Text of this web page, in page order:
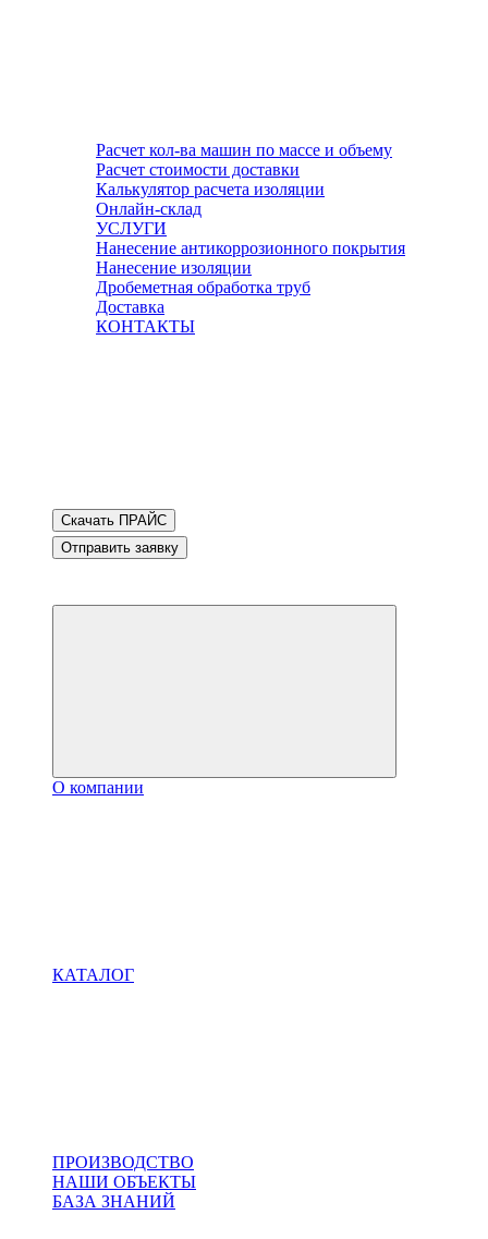
Расчет кол-ва машин по массе и объему
Расчет стоимости доставки
Калькулятор расчета изоляции
Онлайн-склад
УСЛУГИ
Нанесение антикоррозионного покрытия
Нанесение изоляции
Дробеметная обработка труб
Доставка
КОНТАКТЫ
Скачать ПРАЙС
Отправить заявку
О компании
КАТАЛОГ
ПРОИЗВОДСТВО
НАШИ ОБЪЕКТЫ
БАЗА ЗНАНИЙ